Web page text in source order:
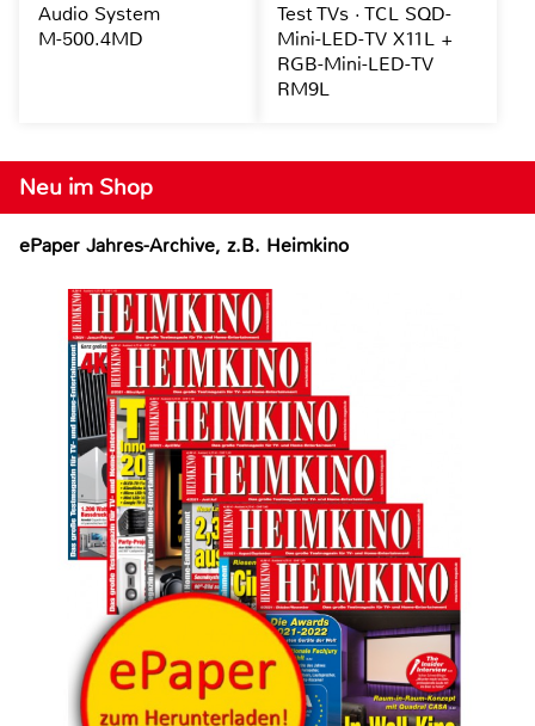
Neu im Shop
ePaper Jahres-Archive, z.B. Heimkino
Audio System
M-500.4MD
Test TVs · TCL SQD-
Mini-LED-TV X11L +
RGB-Mini-LED-TV
RM9L